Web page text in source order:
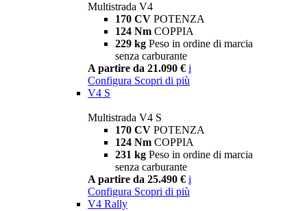
Multistrada V4
170 CV POTENZA
124 Nm COPPIA
229 kg Peso in ordine di marcia
senza carburante
A partire da 21.090 € i
Configura Scopri di più
V4 S
Multistrada V4 S
170 CV POTENZA
124 Nm COPPIA
231 kg Peso in ordine di marcia
senza carburante
A partire da 25.490 € i
Configura Scopri di più
V4 Rally